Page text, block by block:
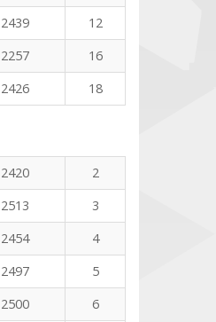
2439
12
2257
16
2426 18
2420
2
2513
3
2454
4
2497
5
2500
6